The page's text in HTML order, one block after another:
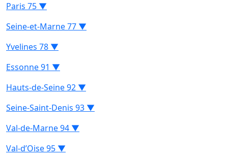
Paris 75 ▼
Seine-et-Marne 77 ▼
Yvelines 78 ▼
Essonne 91 ▼
Hauts-de-Seine 92 ▼
Seine-Saint-Denis 93 ▼
Val-de-Marne 94 ▼
Val-d’Oise 95 ▼